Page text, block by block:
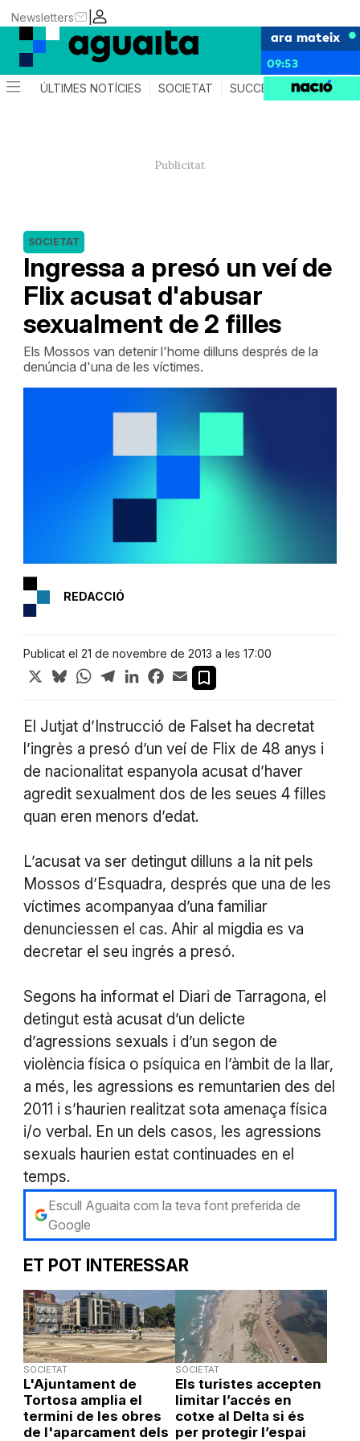
|
Newsletters
ara mateix
09:53
ÚLTIMES NOTÍCIES SOCIETAT SUCCESSOS AGENDA
Ingressa a presó un veí de
Flix acusat d'abusar
sexualment de 2 filles
SOCIETAT
Els Mossos van detenir l'home dilluns després de la
denúncia d'una de les víctimes.
REDACCIÓ
Publicat el 21 de novembre de 2013 a les 17:00
X BlueskyWhatsApp
TelegramLinkedInFacebook
Email
El Jutjat d’Instrucció de Falset ha decretat
l’ingrès a presó d’un veí de Flix de 48 anys i
de nacionalitat espanyola acusat d’haver
agredit sexualment dos de les seues 4 filles
quan eren menors d’edat.
L’acusat va ser detingut dilluns a la nit pels
Mossos d’Esquadra, després que una de les
víctimes acompanyaa d’una familiar
denunciessen el cas. Ahir al migdia es va
decretar el seu ingrés a presó.
Segons ha informat el Diari de Tarragona, el
detingut està acusat d’un delicte
d’agressions sexuals i d’un segon de
violència física o psíquica en l’àmbit de la llar,
a més, les agressions es remuntarien des del
2011 i s’haurien realitzat sota amenaça física
i/o verbal. En un dels casos, les agressions
sexuals haurien estat continuades en el
temps.
Escull Aguaita com la teva font preferida de
Google
ET POT INTERESSAR
SOCIETAT
L'Ajuntament de
Tortosa amplia el
termini de les obres
de l'aparcament dels
SOCIETAT
Els turistes accepten
limitar l’accés en
cotxe al Delta si és
per protegir l’espai